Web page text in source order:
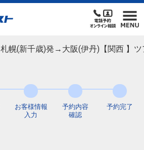
札幌(新千歳)発→大阪(伊丹)【関西 】
お客様情報
入力
予約内容
確認
予約完了